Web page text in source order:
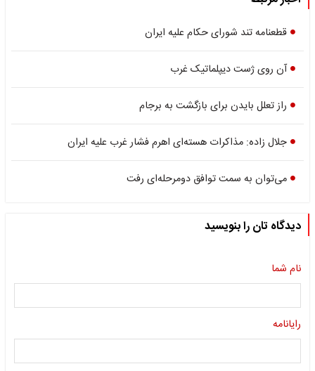
قطعنامه تند شورای حکام علیه ایران
آن روی ژست دیپلماتیک غرب
راز تعلل بایدن برای بازگشت به برجام
جلال زاده: مذاکرات هسته‌ای اهرم فشار غرب علیه ایران
می‌توان به سمت توافق دومرحله‌ای رفت
دیدگاه تان را بنویسید
نام شما
رایانامه